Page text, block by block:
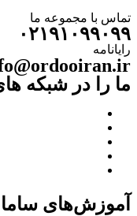
تماس با مجموعه ما
۰۲۱۹۱۰۹۹۰۹۹
رایانامه
ما را در شبکه
آموزش‌های